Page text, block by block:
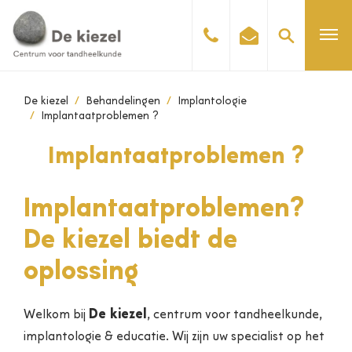
De kiezel Behandelingen
Implantologie
Implantaatproblemen ?
Implantaatproblemen ?
Implantaatproblemen?
De kiezel biedt de
oplossing
Welkom bij De kiezel, centrum voor tandheelkunde,
implantologie & educatie. Wij zijn uw specialist op het